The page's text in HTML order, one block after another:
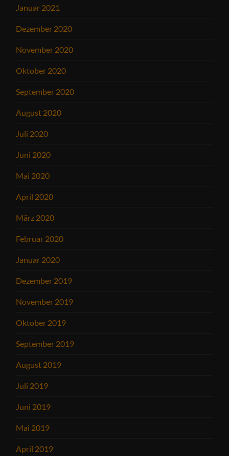
Januar 2021
Dezember 2020
November 2020
Oktober 2020
September 2020
August 2020
Juli 2020
Juni 2020
Mai 2020
April 2020
März 2020
Februar 2020
Januar 2020
Dezember 2019
November 2019
Oktober 2019
September 2019
August 2019
Juli 2019
Juni 2019
Mai 2019
April 2019